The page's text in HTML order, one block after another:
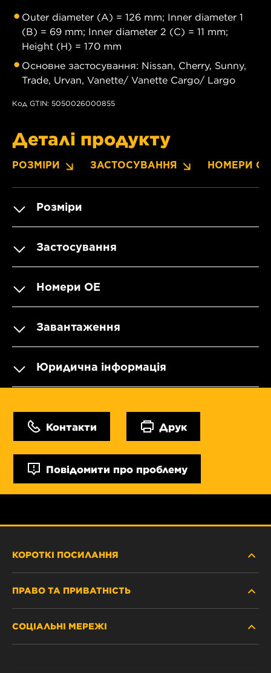
Outer diameter (A) = 126 mm; Inner diameter 1
(B) = 69 mm; Inner diameter 2 (C) = 11 mm;
Height (H) = 170 mm
Основне застосування: Nissan, Cherry, Sunny,
Trade, Urvan, Vanette/ Vanette Cargo/ Largo
Код GTIN: 5050026000855
Деталі продукту
РОЗМІРИ ЗАСТОСУВАННЯ НОМЕРИ OE
Розміри
Застосування
Номери OE
Завантаження
Юридична інформація
Контакти Друк
Повідомити про проблему
КОРОТКІ ПОСИЛАННЯ
ПРАВО ТА ПРИВАТНІСТЬ
СОЦІАЛЬНІ МЕРЕЖІ